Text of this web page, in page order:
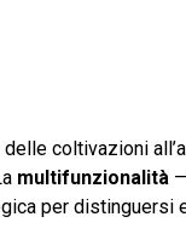
delle coltivazioni
multifunzionalità
per